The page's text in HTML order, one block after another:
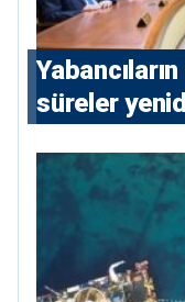
süreler
konutlara